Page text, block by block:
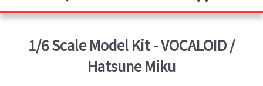
1/6 Scale Model Kit - VOCALOID /
Hatsune Miku